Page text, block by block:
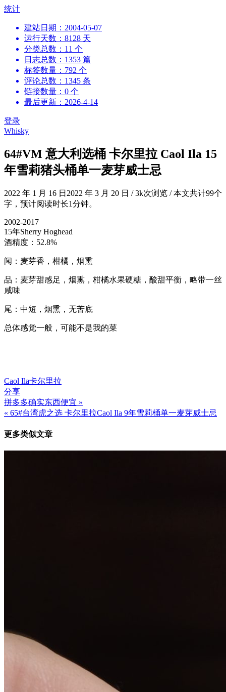
跳
统计
建站日期：2004-05-07
运行天数：8128 天
分类总数：11 个
日志总数：1353 篇
标签数量：792 个
评论总数：1345 条
链接数量：0 个
最后更新：2026-4-14
登录
Whisky
64#VM 意大利选桶 卡尔里拉 Caol Ila 15
年雪莉猪头桶单一麦芽威士忌
2022 年 1 月 16 日 2022 年 3 月 20 日 /3k次浏览 /本文共计99个
字，预计阅读时长1分钟。
2002-2017
15年Sherry Hoghead
酒精度：52.8%
闻：麦芽香，柑橘，烟熏
品：麦芽甜感足，烟熏，柑橘水果硬糖，酸甜平衡，略带一丝
咸味
尾：中短，烟熏，无苦底
总体感觉一般，可能不是我的菜
Caol Ila卡尔里拉
分享
文
章
导
航
拼多多确实东西便宜 »
« 65#台湾虎之选 卡尔里拉Caol Ila 9年雪莉桶单一麦芽威士忌
更多类似文章